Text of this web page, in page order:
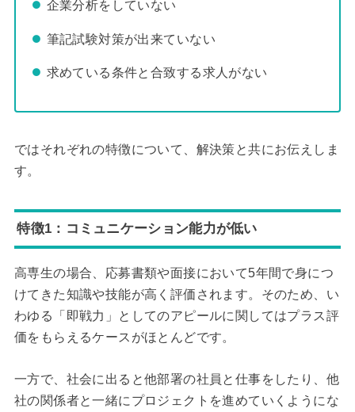
企業分析をしていない
筆記試験対策が出来ていない
求めている条件と合致する求人がない
ではそれぞれの特徴について、解決策と共にお伝えしま
す。
特徴1：コミュニケーション能力が低い
高専生の場合、応募書類や面接において5年間で身につ
けてきた知識や技能が高く評価されます。そのため、い
わゆる「即戦力」としてのアピールに関してはプラス評
価をもらえるケースがほとんどです。
一方で、社会に出ると他部署の社員と仕事をしたり、他
社の関係者と一緒にプロジェクトを進めていくようにな